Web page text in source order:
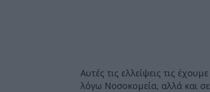
Αυτές τις ελλείψεις τις
λόγω Νοσοκομεία, αλλά και